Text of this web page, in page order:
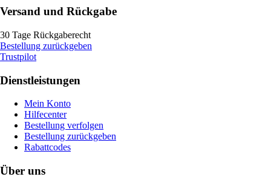
Versand und Rückgabe
30 Tage Rückgaberecht
Bestellung zurückgeben
Trustpilot
Dienstleistungen
Mein Konto
Hilfecenter
Bestellung verfolgen
Bestellung zurückgeben
Rabattcodes
Über uns